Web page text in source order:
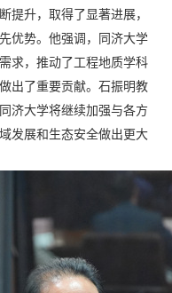
提升，取得了显著进展，
优势。他强调，同济大学
求，推动了工程地质学科
出了重要贡献。石振明教
济大学将继续加强与各方
发展和生态安全做出更大